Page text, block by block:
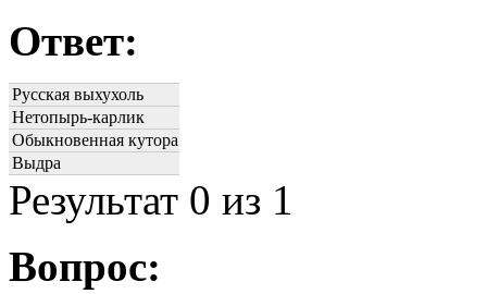
Ответ:
Русская выхухоль
Нетопырь-карлик
Обыкновенная кутора
Выдра
Результат 0 из 1
Вопрос: